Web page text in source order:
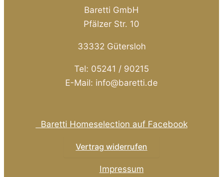
können
Produktseite
Baretti GmbH
Pfälzer Str. 10
33332 Gütersloh
Tel: 05241 / 90215
E-Mail: info@baretti.de
Baretti Homeselection auf Facebook
Vertrag widerrufen
Impressum